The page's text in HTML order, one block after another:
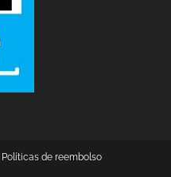
Políticas de reembolso